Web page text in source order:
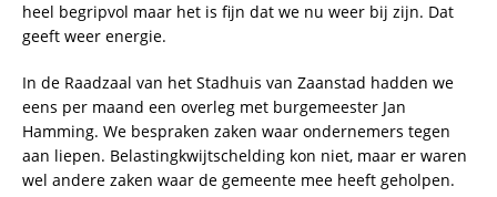
heel begripvol maar het is fijn dat we nu weer bij zijn. Dat
geeft weer energie.
In de Raadzaal van het Stadhuis van Zaanstad hadden we
eens per maand een overleg met burgemeester Jan
Hamming. We bespraken zaken waar ondernemers tegen
aan liepen. Belastingkwijtschelding kon niet, maar er waren
wel andere zaken waar de gemeente mee heeft geholpen.